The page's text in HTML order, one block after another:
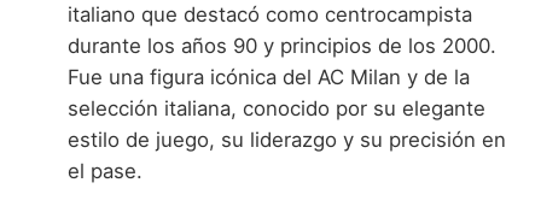
italiano que destacó como centrocampista
durante los años 90 y principios de los 2000.
Fue una figura icónica del AC Milan y de la
selección italiana, conocido por su elegante
estilo de juego, su liderazgo y su precisión en
el pase.